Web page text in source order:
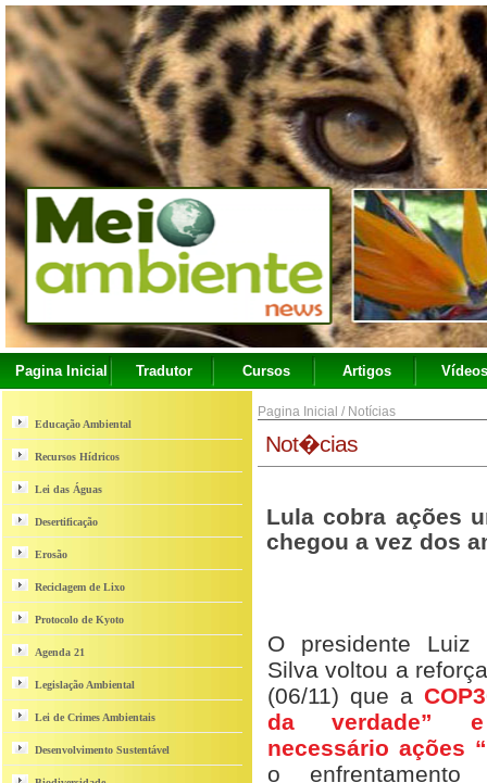
Pagina Inicial Tradutor Cursos Artigos Vídeos
Educação Ambiental
Recursos Hídricos
Lei das Águas
Desertificação
Erosão
Reciclagem de Lixo
Protocolo de Kyoto
Agenda 21
Legislação Ambiental
Lei de Crimes Ambientais
Desenvolvimento Sustentável
Pagina Inicial / Notícias
Not�cias
Lula cobra ações
chegou a vez dos
O presidente
Silva voltou a
(06/11) que a
da verdade”
necessário ações
o enfrentamento